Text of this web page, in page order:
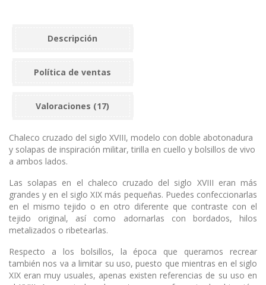
Descripción
Política de ventas
Valoraciones (17)
Chaleco cruzado del siglo XVIII, modelo con doble abotonadura
y solapas de inspiración militar, tirilla en cuello y bolsillos de vivo
a ambos lados.
Las solapas en el chaleco cruzado del siglo XVIII eran más
grandes y en el siglo XIX más pequeñas. Puedes confeccionarlas
en el mismo tejido o en otro diferente que contraste con el
tejido original, así como adornarlas con bordados, hilos
metalizados o ribetearlas.
Respecto a los bolsillos, la época que queramos recrear
también nos va a limitar su uso, puesto que mientras en el siglo
XIX eran muy usuales, apenas existen referencias de su uso en